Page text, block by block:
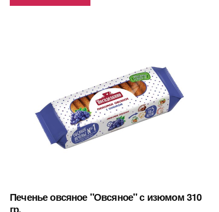
Печенье овсяное "Овсяное" с изюмом 310
гр.